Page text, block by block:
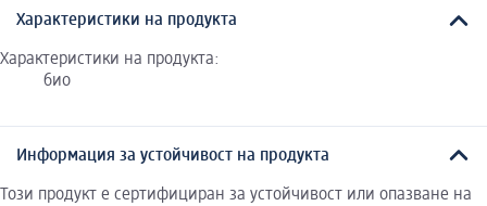
Характеристики на продукта
Характеристики на продукта:
био
Информация за устойчивост на продукта
Този продукт е сертифициран за устойчивост или опазване на